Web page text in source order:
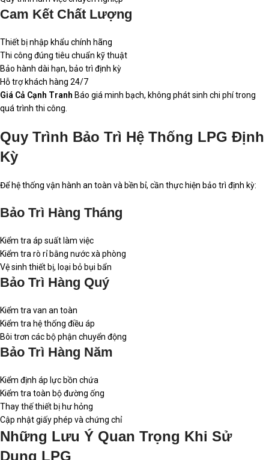
Cam Kết Chất Lượng
Thiết bị nhập khẩu chính hãng
Thi công đúng tiêu chuẩn kỹ thuật
Bảo hành dài hạn, bảo trì định kỳ
Hỗ trợ khách hàng 24/7
Giá Cả Cạnh Tranh Báo giá minh bạch, không phát sinh chi phí trong
quá trình thi công.
Quy Trình Bảo Trì Hệ Thống LPG Định
Kỳ
Để hệ thống vận hành an toàn và bền bỉ, cần thực hiện bảo trì định kỳ:
Bảo Trì Hàng Tháng
Kiểm tra áp suất làm việc
Kiểm tra rò rỉ bằng nước xà phòng
Vệ sinh thiết bị, loại bỏ bụi bẩn
Bảo Trì Hàng Quý
Kiểm tra van an toàn
Kiểm tra hệ thống điều áp
Bôi trơn các bộ phận chuyển động
Bảo Trì Hàng Năm
Kiểm định áp lực bồn chứa
Kiểm tra toàn bộ đường ống
Thay thế thiết bị hư hỏng
Cập nhật giấy phép và chứng chỉ
Những Lưu Ý Quan Trọng Khi Sử
Dụng LPG